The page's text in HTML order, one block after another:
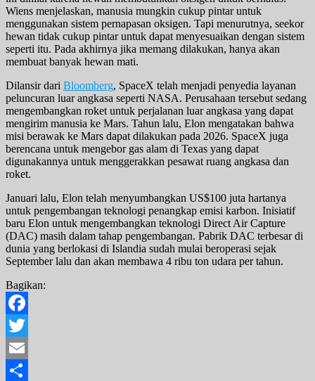
Wiens menjelaskan, manusia mungkin cukup pintar untuk
menggunakan sistem pernapasan oksigen. Tapi menurutnya, seekor
hewan tidak cukup pintar untuk dapat menyesuaikan dengan sistem
seperti itu. Pada akhirnya jika memang dilakukan, hanya akan
membuat banyak hewan mati.
Dilansir dari Bloomberg, SpaceX telah menjadi penyedia layanan
peluncuran luar angkasa seperti NASA. Perusahaan tersebut sedang
mengembangkan roket untuk perjalanan luar angkasa yang dapat
mengirim manusia ke Mars. Tahun lalu, Elon mengatakan bahwa
misi berawak ke Mars dapat dilakukan pada 2026. SpaceX juga
berencana untuk mengebor gas alam di Texas yang dapat
digunakannya untuk menggerakkan pesawat ruang angkasa dan
roket.
Januari lalu, Elon telah menyumbangkan US$100 juta hartanya
untuk pengembangan teknologi penangkap emisi karbon. Inisiatif
baru Elon untuk mengembangkan teknologi Direct Air Capture
(DAC) masih dalam tahap pengembangan. Pabrik DAC terbesar di
dunia yang berlokasi di Islandia sudah mulai beroperasi sejak
September lalu dan akan membawa 4 ribu ton udara per tahun.
Bagikan:
Facebook
Twitter
Email